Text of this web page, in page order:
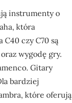
instrumenty o
która
czy C70 są
wygodę gry.
Gitary
bardziej
które oferują